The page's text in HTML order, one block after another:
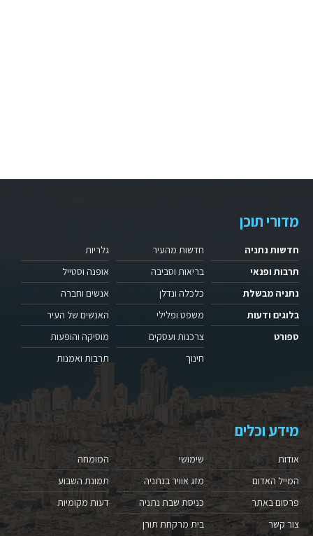
מדורי תוכן
חדשות נתניה
תרבות ופנאי
נתניה מבשלת
בלוגים ודעות
ספורט
חדשות מהעיר
בריאות וסביבה
כלכלה ונדלן
משפט ופלילי
צרכנות ועסקים
חינוך
גלריות
אופנה וסטייל
אנשים וחברה
האנשים של העיר
מוסיקה והופעות
תרבות ואמנות
מידע וכלים
אודות
המייל האדום
פרסום באתר
צור קשר
שימושי
מזג אוויר בנתניה
כניסת שבת נתניה
בית מרקחת תורן
המומחה
תמונת השבוע
דעות מקומיות